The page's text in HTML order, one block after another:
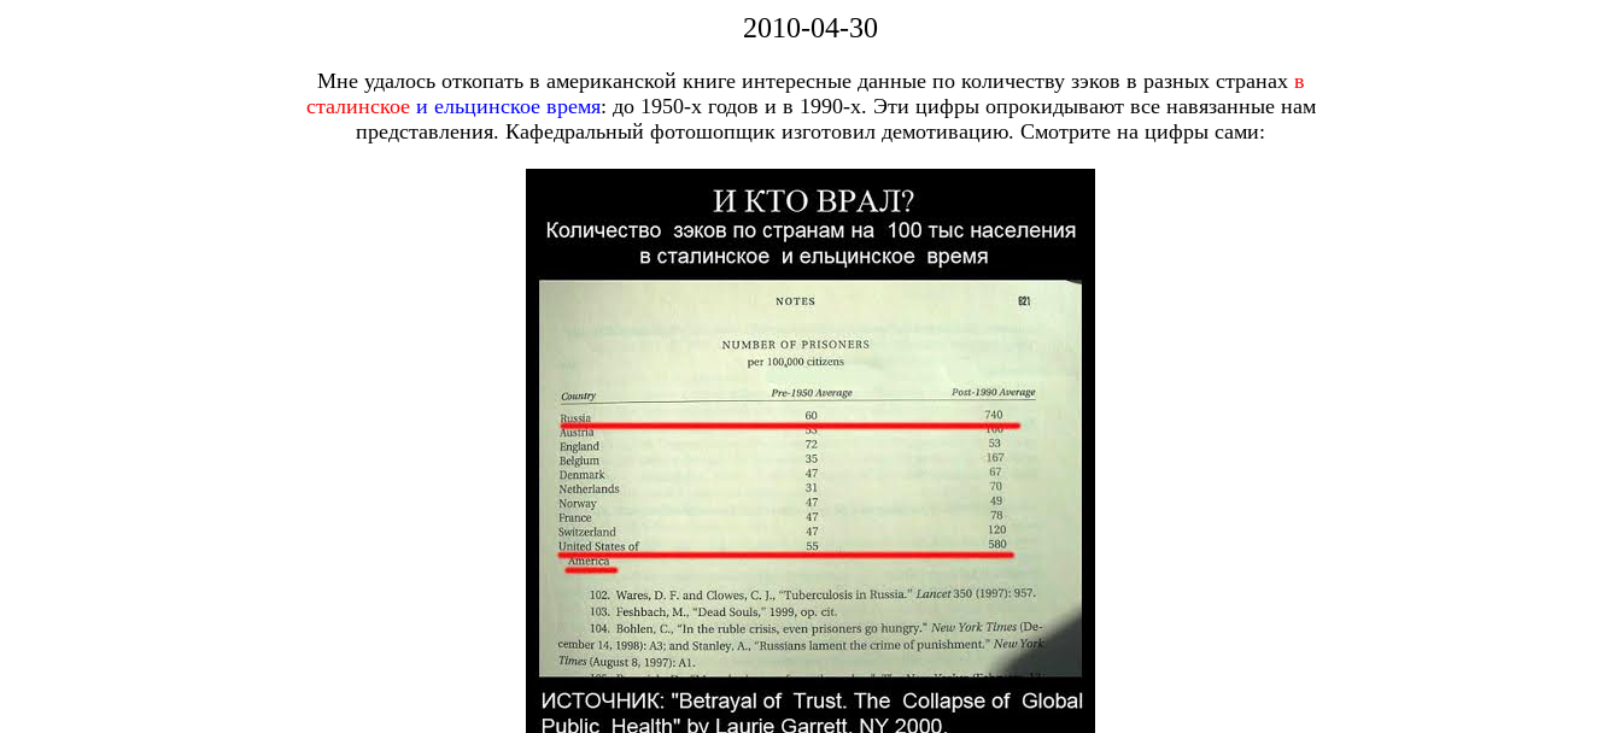
2010-04-30
Мне удалось откопать в американской книге интересные данные по количеству зэков в разных странах в
сталинское и ельцинское время: до 1950-х годов и в 1990-х. Эти цифры опрокидывают все навязанные нам
представления. Кафедральный фотошопщик изготовил демотивацию. Смотрите на цифры сами: